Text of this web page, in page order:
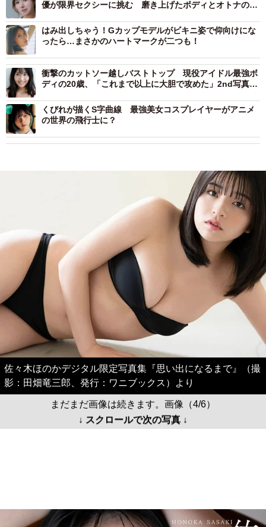
優が限界セクシーに挑む 磨き上げたボディとオトナの色
はみ出しちゃう！Gカップモデルがビキニ姿で仰向けにな
ったら…まさかのハートマークが二つも！
衝撃のカットソー越しバストトップ 現役アイドル最強ボ
ディの20歳、「これまで以上に大胆で攻めた」2nd写真集
くびれが描くS字曲線 最強美女コスプレイヤーがアニメ
の世界の飛行士に？
佐々木ほのかデジタル限定写真集『思い出になるまで』（撮
影：田畑竜三郎、発行：ワニブックス）より
まだまだ画像は続きます。画像（4/6）
↓ スクロールで次の写真 ↓